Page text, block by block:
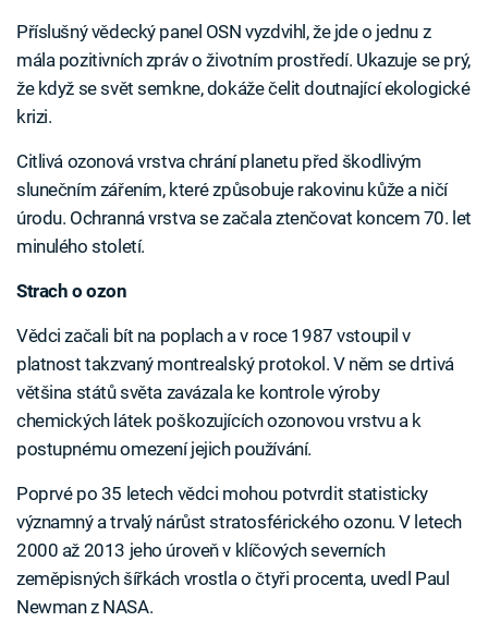
Příslušný vědecký panel OSN vyzdvihl, že jde o jednu z
mála pozitivních zpráv o životním prostředí. Ukazuje se prý,
že když se svět semkne, dokáže čelit doutnající ekologické
krizi.
Citlivá ozonová vrstva chrání planetu před škodlivým
slunečním zářením, které způsobuje rakovinu kůže a ničí
úrodu. Ochranná vrstva se začala ztenčovat koncem 70. let
minulého století.
Strach o ozon
Vědci začali bít na poplach a v roce 1987 vstoupil v
platnost takzvaný montrealský protokol. V něm se drtivá
většina států světa zavázala ke kontrole výroby
chemických látek poškozujících ozonovou vrstvu a k
postupnému omezení jejich používání.
Poprvé po 35 letech vědci mohou potvrdit statisticky
významný a trvalý nárůst stratosférického ozonu. V letech
2000 až 2013 jeho úroveň v klíčových severních
zeměpisných šířkách vrostla o čtyři procenta, uvedl Paul
Newman z NASA.